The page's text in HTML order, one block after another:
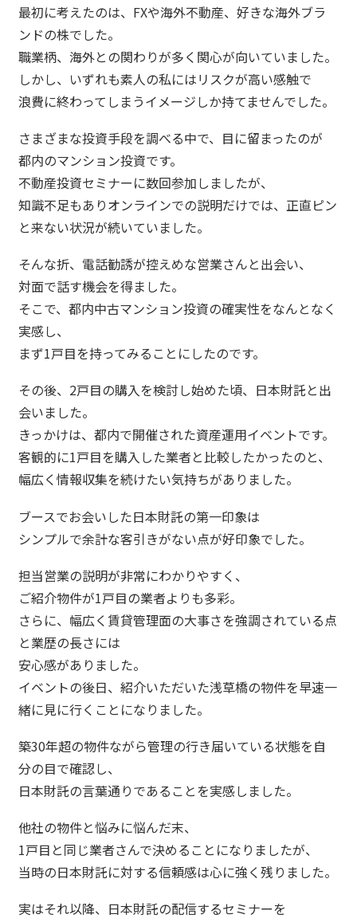
最初に考えたのは、FXや海外不動産、好きな海外ブラ
ンドの株でした。
職業柄、海外との関わりが多く関心が向いていました。
しかし、いずれも素人の私にはリスクが高い感触で
浪費に終わってしまうイメージしか持てませんでした。
さまざまな投資手段を調べる中で、目に留まったのが
都内のマンション投資です。
不動産投資セミナーに数回参加しましたが、
知識不足もありオンラインでの説明だけでは、正直ピン
と来ない状況が続いていました。
そんな折、電話勧誘が控えめな営業さんと出会い、
対面で話す機会を得ました。
そこで、都内中古マンション投資の確実性をなんとなく
実感し、
まず1戸目を持ってみることにしたのです。
その後、2戸目の購入を検討し始めた頃、日本財託と出
会いました。
きっかけは、都内で開催された資産運用イベントです。
客観的に1戸目を購入した業者と比較したかったのと、
幅広く情報収集を続けたい気持ちがありました。
ブースでお会いした日本財託の第一印象は
シンプルで余計な客引きがない点が好印象でした。
担当営業の説明が非常にわかりやすく、
ご紹介物件が1戸目の業者よりも多彩。
さらに、幅広く賃貸管理面の大事さを強調されている点
と業歴の長さには
安心感がありました。
イベントの後日、紹介いただいた浅草橋の物件を早速一
緒に見に行くことになりました。
築30年超の物件ながら管理の行き届いている状態を自
分の目で確認し、
日本財託の言葉通りであることを実感しました。
他社の物件と悩みに悩んだ末、
1戸目と同じ業者さんで決めることになりましたが、
当時の日本財託に対する信頼感は心に強く残りました。
実はそれ以降、日本財託の配信するセミナーを